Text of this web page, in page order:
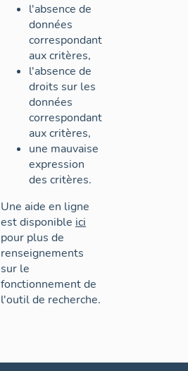
l'absence de
données
correspondant
aux critères,
l'absence de
droits sur les
données
correspondant
aux critères,
une mauvaise
expression
des critères.
Une aide en ligne
est disponible ici
pour plus de
renseignements
sur le
fonctionnement de
l'outil de recherche.